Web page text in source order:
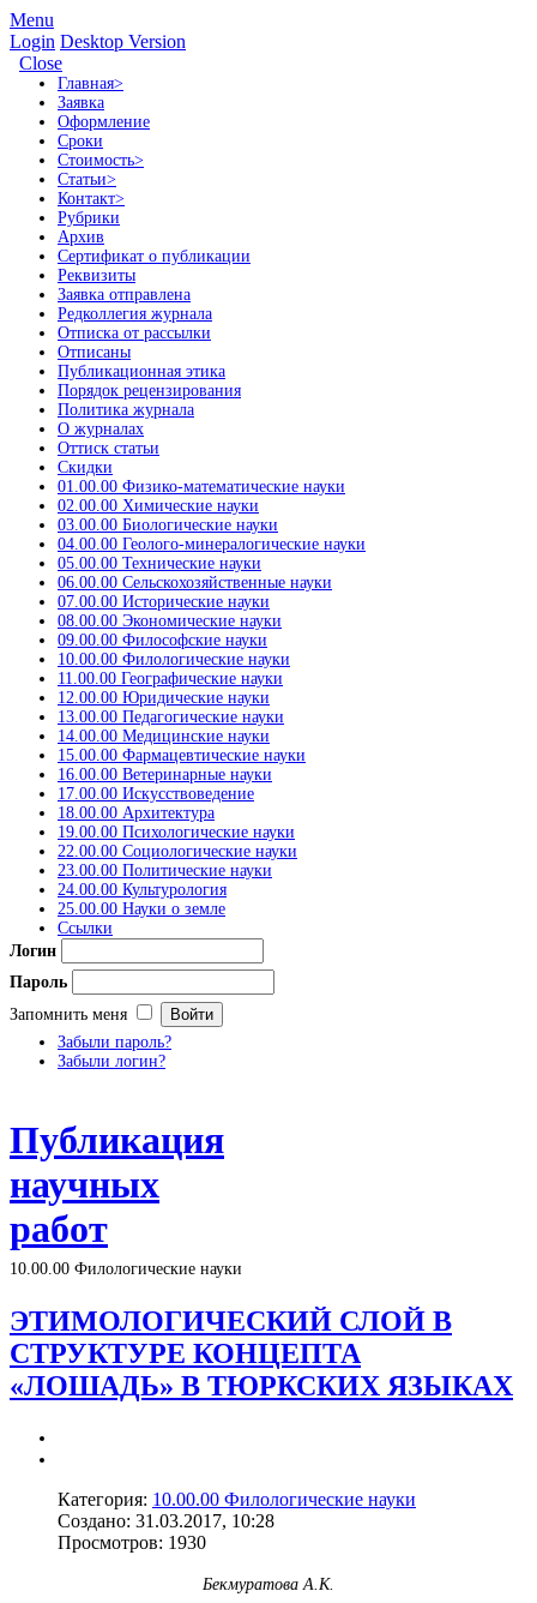
Menu
Login Desktop Version
Close
Главная>
Заявка
Оформление
Сроки
Стоимость>
Статьи>
Контакт>
Рубрики
Архив
Сертификат о публикации
Реквизиты
Заявка отправлена
Редколлегия журнала
Отписка от рассылки
Отписаны
Публикационная этика
Порядок рецензирования
Политика журнала
О журналах
Оттиск статьи
Скидки
01.00.00 Физико-математические науки
02.00.00 Химические науки
03.00.00 Биологические науки
04.00.00 Геолого-минералогические науки
05.00.00 Технические науки
06.00.00 Сельскохозяйственные науки
07.00.00 Исторические науки
08.00.00 Экономические науки
09.00.00 Философские науки
10.00.00 Филологические науки
11.00.00 Географические науки
12.00.00 Юридические науки
13.00.00 Педагогические науки
14.00.00 Медицинские науки
15.00.00 Фармацевтические науки
16.00.00 Ветеринарные науки
17.00.00 Искусствоведение
18.00.00 Архитектура
19.00.00 Психологические науки
22.00.00 Социологические науки
23.00.00 Политические науки
24.00.00 Культурология
25.00.00 Науки о земле
Ссылки
Логин
Пароль
Запомнить меня
Забыли пароль?
Забыли логин?
Публикация
научных
работ
10.00.00 Филологические науки
ЭТИМОЛОГИЧЕСКИЙ СЛОЙ В
СТРУКТУРЕ КОНЦЕПТА
«ЛОШАДЬ» В ТЮРКСКИХ ЯЗЫКАХ
Категория: 10.00.00 Филологические науки
Создано: 31.03.2017, 10:28
Просмотров: 1930
Бекмуратова А.К.